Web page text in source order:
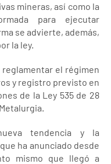
mineras, así como la
para ejecutar
se advierte, además,
la ley.
el régimen
y registro previsto en
de la Ley 535 de 28
tendencia y la
ha anunciado desde
mismo que llegó a